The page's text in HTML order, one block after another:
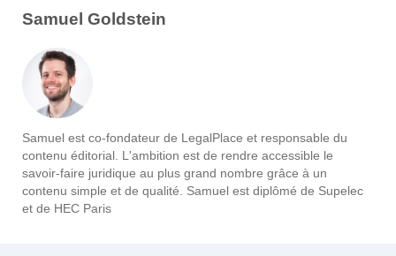
Samuel Goldstein
Samuel est co-fondateur de LegalPlace et responsable du
contenu éditorial. L'ambition est de rendre accessible le
savoir-faire juridique au plus grand nombre grâce à un
contenu simple et de qualité. Samuel est diplômé de Supelec
et de HEC Paris